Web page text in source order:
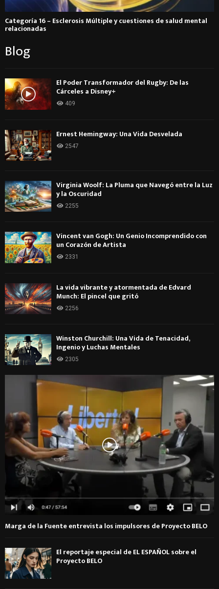
Categoría 16 – Esclerosis Múltiple y cuestiones de salud mental
relacionadas
Blog
El Poder Transformador del Rugby: De las
Cárceles a Disney+
409
Ernest Hemingway: Una Vida Desvelada
2547
Virginia Woolf: La Pluma que Navegó entre la Luz
y la Oscuridad
2255
Vincent van Gogh: Un Genio Incomprendido con
un Corazón de Artista
2331
La vida vibrante y atormentada de Edvard
Munch: El pincel que gritó
2256
Winston Churchill: Una Vida de Tenacidad,
Ingenio y Luchas Mentales
2305
Marga de la Fuente entrevista los impulsores de Proyecto BELO
El reportaje especial de EL ESPAÑOL sobre el
Proyecto BELO